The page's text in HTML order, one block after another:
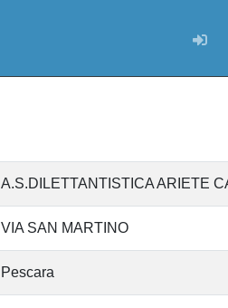
A.S.DILETTANTISTICA ARIETE
VIA SAN MARTINO
Pescara